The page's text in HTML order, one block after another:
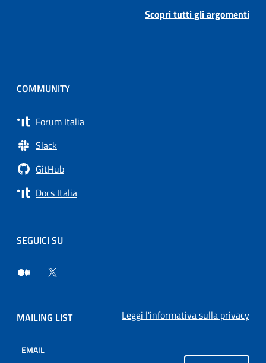
Scopri tutti gli argomenti
COMMUNITY
Forum Italia
Slack
GitHub
Docs Italia
SEGUICI SU
MAILING LIST Leggi l'informativa sulla privacy
EMAIL